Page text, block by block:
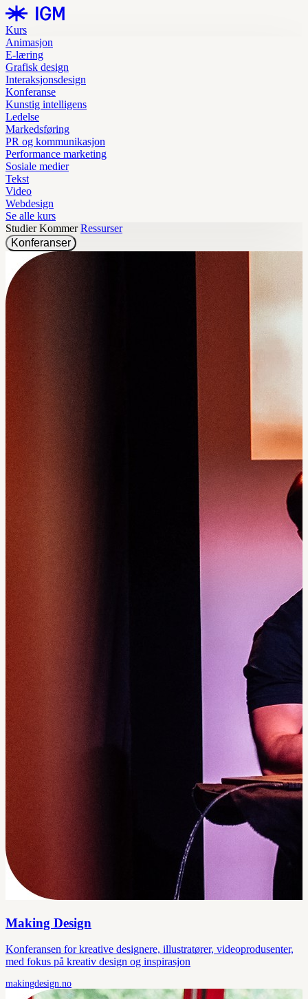
Kurs
Animasjon
E-læring
Grafisk design
Interaksjonsdesign
Konferanse
Kunstig intelligens
Ledelse
Markedsføring
PR og kommunikasjon
Performance marketing
Sosiale medier
Tekst
Video
Webdesign
Se alle kurs
StudierKommer Ressurser
Konferanser
Making Design
Konferansen for kreative designere, illustratører, videoprodusenter,
med fokus på kreativ design og inspirasjon
makingdesign.no